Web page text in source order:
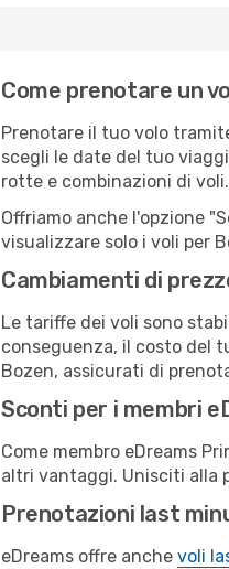
Come prenotare un
Prenotare il tuo volo
scegli le date del tuo
rotte e combinazioni di voli.
Offriamo anche l'opzione
visualizzare solo i voli per
Cambiamenti di
Le tariffe dei voli sono
conseguenza, il costo del
Bozen, assicurati di
Sconti per i membri
Come membro eDreams
altri vantaggi. Unisciti alla
Prenotazioni last
eDreams offre anche voli